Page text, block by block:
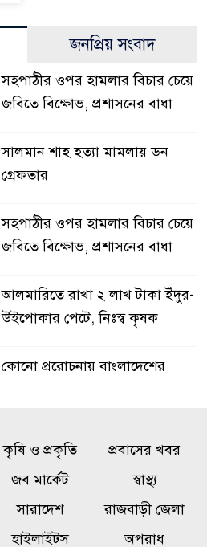
জনপ্রিয় সংবাদ
সহপাঠীর ওপর হামলার বিচার চেয়ে
জবিতে বিক্ষোভ, প্রশাসনের বাধা
সালমান শাহ হত্যা মামলায় ডন
গ্রেফতার
সহপাঠীর ওপর হামলার বিচার চেয়ে
জবিতে বিক্ষোভ, প্রশাসনের বাধা
আলমারিতে রাখা ২ লাখ টাকা ইঁদুর-
উইপোকার পেটে, নিঃস্ব কৃষক
কোনো প্ররোচনায় বাংলাদেশের
কাল এসএসসি পরীক্ষার ফলাফল
প্রকাশ, উদ্বোধন করবেন শিক্ষামন্ত্রী
বাঁশখালীতে প্রধানমন্ত্রী, সমুদ্রপাড়ে
কৃষি ও প্রকৃতি
প্রবাসের খবর
জব মার্কেট
স্বাস্থ্য
সারাদেশ
রাজবাড়ী জেলা
হাইলাইটস
অপরাধ